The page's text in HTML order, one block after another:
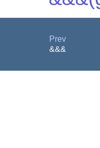
Prev
&&&